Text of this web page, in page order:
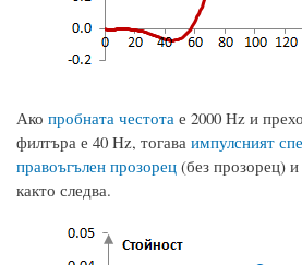
Ако пробната честота е 2000 Hz и
филтъра е 40 Hz, тогава импулсният
правоъгълен прозорец (без прозорец)
както следва.